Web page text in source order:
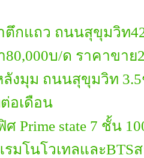
ตึกแถว ถนนสุขุมวิท
80,000บ/ด ราคาขา
งมุม ถนนสุขุมวิท
อเดือน
Prime state 7 ชั้น
มโนโวเทลและBTS